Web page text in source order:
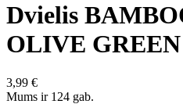
Dvielis
OLIVE GREEN
3,99 €
Mums ir 124 gab.